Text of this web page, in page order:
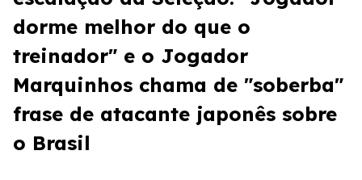
dorme melhor do que o
treinador" e o Jogador
Marquinhos chama de "soberba"
frase de atacante japonês sobre
o Brasil